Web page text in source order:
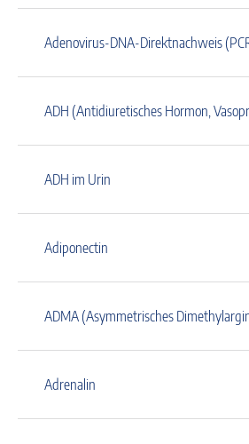
Adenovirus-DNA-Direktnachweis
ADH (Antidiuretisches Hormon,
ADH im Urin
Adiponectin
ADMA (Asymmetrisches
Adrenalin